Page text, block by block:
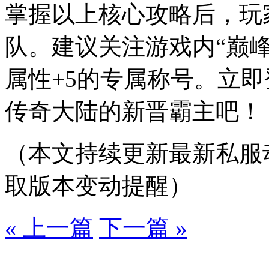
掌握以上核心攻略后，
队。建议关注游戏内“巅
属性+5的专属称号。立
传奇大陆的新晋霸主吧！
（本文持续更新最新私
取版本变动提醒）
« 上一篇 下一篇 »